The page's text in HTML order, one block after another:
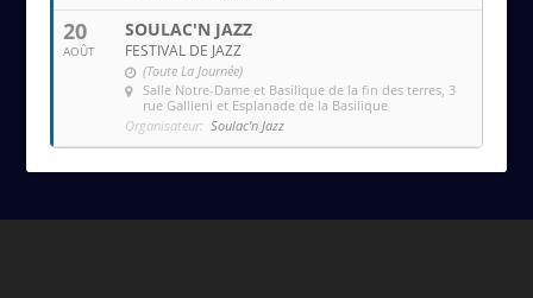
20
AOÛT
SOULAC'N JAZZ
FESTIVAL DE JAZZ
(Toute La Journée)
Salle Notre-Dame et Basilique de la fin des terres, 3
rue Gallieni et Esplanade de la Basilique
Organisateur: Soulac'n Jazz